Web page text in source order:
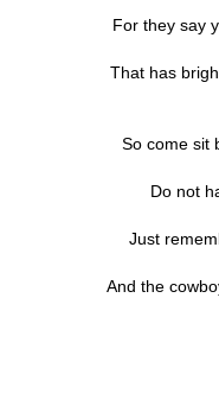
For they say
That has
So come sit
Do not
Just
And the